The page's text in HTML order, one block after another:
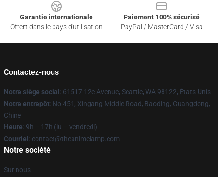
Garantie internationale
Offert dans le pays d'utilisation
Paiement 100% sécurisé
PayPal / MasterCard / Visa
Contactez-nous
Notre siège social : 61517 12e Avenue, Seattle, WA 98122, États-Unis
Notre entrepôt: No 451, Xingang Middle Road, Baoding, Guangdong,
Chine
Heure: 9h – 17h (lu – vendredi)
Courriel : contact@theanimelamp.com
Notre société
Sur nous